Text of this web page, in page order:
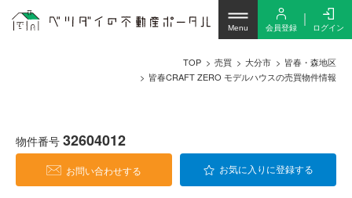
Menu 会員登録 ログイン
TOP 売買 大分市
皆春・森地区
皆春CRAFT ZERO モデルハウスの売買物件情報
物件番号 32604012
お問い合わせする お気に入りに登録する